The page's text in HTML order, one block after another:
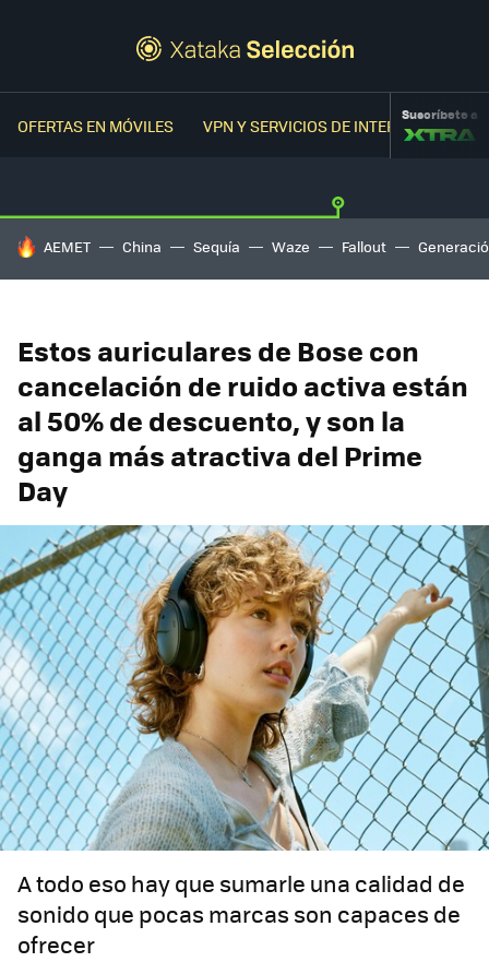
OFERTAS EN MÓVILES VPN Y SERVICIOS DE INTERNETSuscríbete a
HOY SE HABLA DE
AEMET China Sequía Waze Fallout
Estos auriculares de Bose con
cancelación de ruido activa están
al 50% de descuento, y son la
ganga más atractiva del Prime
Day
A todo eso hay que sumarle una calidad de
sonido que pocas marcas son capaces de
ofrecer